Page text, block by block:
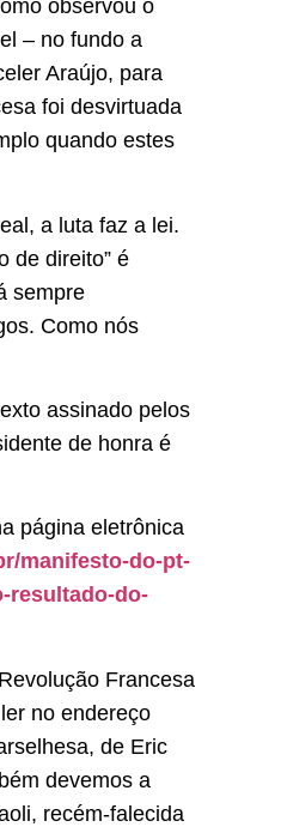
observou o
– no fundo a
Araújo, para
foi desvirtuada
quando estes
a luta faz a lei.
de direito” é
sempre
Como nós
assinado pelos
de honra é
página eletrônica
manifesto-do-pt-
resultado-do-
Francesa
no endereço
de Eric
devemos a
recém-falecida